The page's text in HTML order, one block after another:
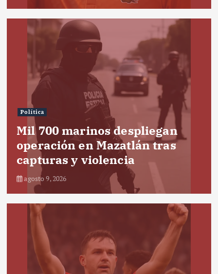
Política
Mil 700 marinos despliegan
operación en Mazatlán tras
capturas y violencia
agosto 9, 2026